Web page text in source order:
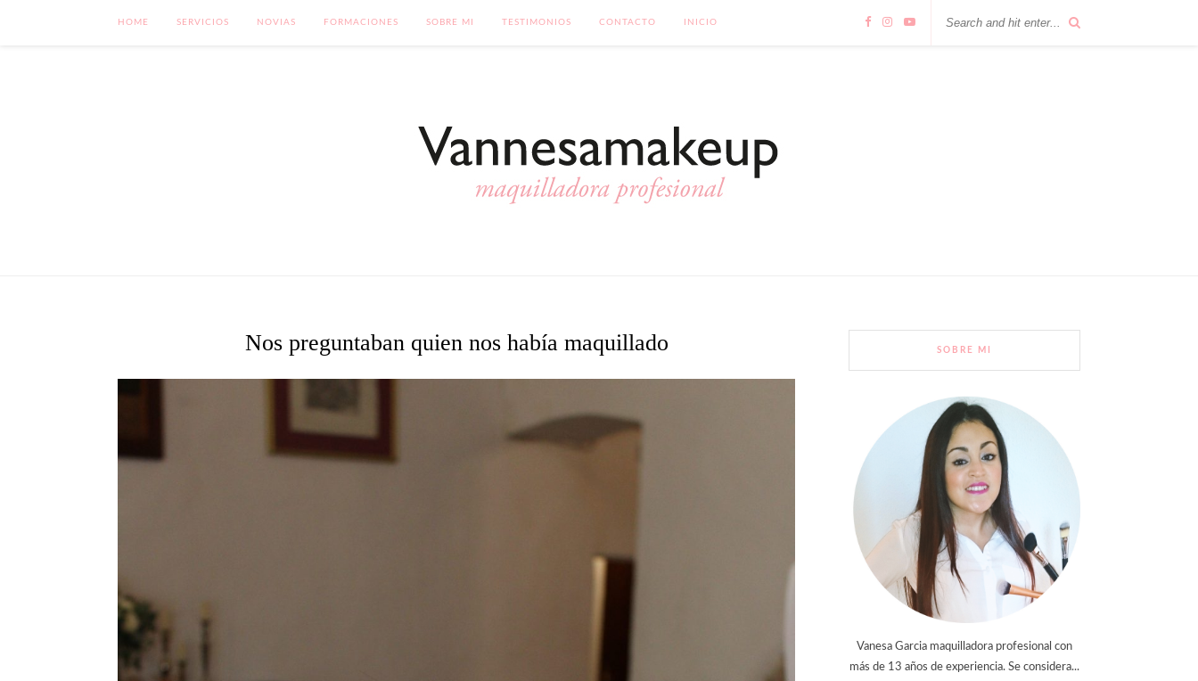
HOME SERVICIOS NOVIAS FORMACIONES SOBRE MI TESTIMONIOS CONTACTO INICIO
Nos preguntaban quien nos había maquillado SOBRE MI
Vanesa Garcia maquilladora profesional con
más de 13 años de experiencia. Se considera...